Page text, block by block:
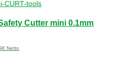
Cutter mini 0.1mm
€ Netto